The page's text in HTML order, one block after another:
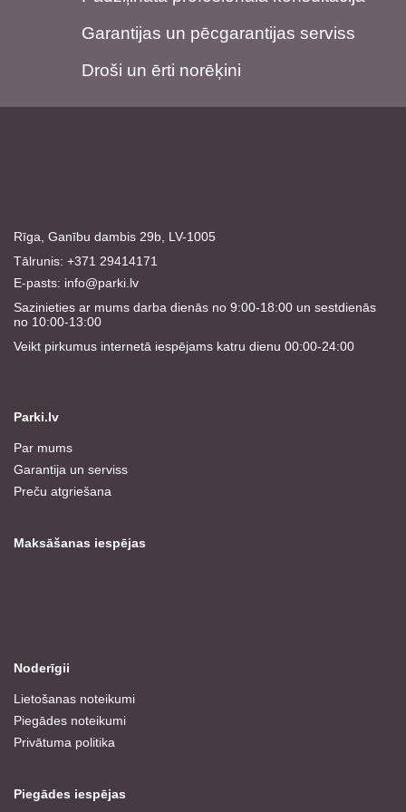
Garantijas un pēcgarantijas serviss
Droši un ērti norēķini
Rīga, Ganību dambis 29b, LV-1005
Tālrunis: +371 29414171
E-pasts: info@parki.lv
Sazinieties ar mums darba dienās no 9:00-18:00 un sestdienās
no 10:00-13:00
Veikt pirkumus internetā iespējams katru dienu 00:00-24:00
Parki.lv
Par mums
Garantija un serviss
Preču atgriešana
Maksāšanas iespējas
Noderīgii
Lietošanas noteikumi
Piegādes noteikumi
Privātuma politika
Piegādes iespējas